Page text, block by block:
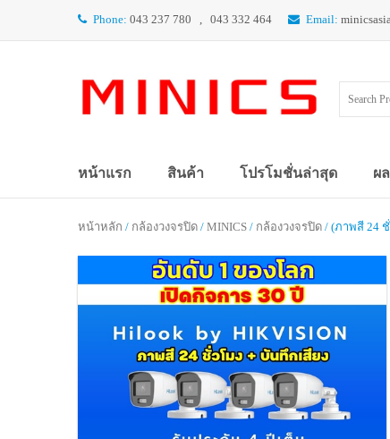
Phone: 043 237 780 , 043 332 464 Email:
หน้าแรก สินค้า โปรโมชั่นล่าสุด ผ
หน้าหลัก / กล้องวงจรปิด / MINICS / กล้องวงจรปิด / (ภาพสี 24